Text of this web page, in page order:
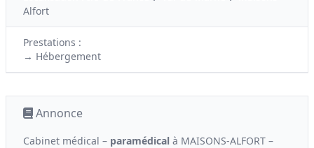
Alfort
Prestations :
→ Hébergement
Annonce
Cabinet médical – paramédical à MAISONS-ALFORT –